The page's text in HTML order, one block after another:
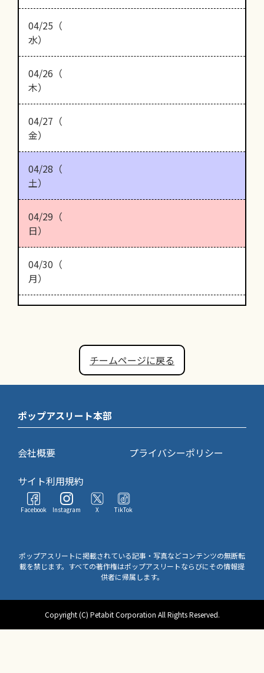
04/25（
水）
04/26（
木）
04/27（
金）
04/28（
土）
04/29（
日）
04/30（
月）
チームページに戻る
ポップアスリート本部
会社概要
プライバシーポリシー
サイト利用規約
Facebook Instagram X TikTok
ポップアスリートに掲載されている記事・写真などコンテンツの無断転
載を禁じます。すべての著作権はポップアスリートならびにその情報提
供者に帰属します。
Copyright (C) Petabit Corporation All Rights Reserved.